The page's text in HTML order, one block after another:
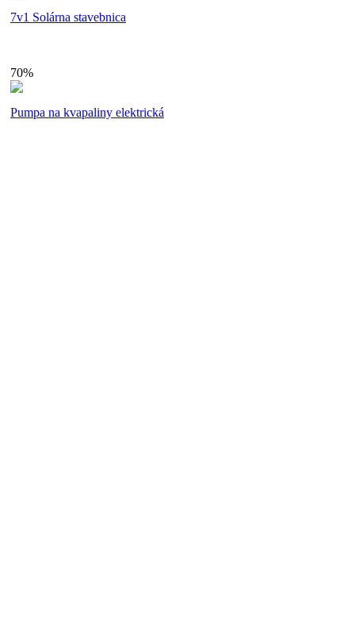
7v1 Solárna stavebnica
70%
Pumpa na kvapaliny elektrická